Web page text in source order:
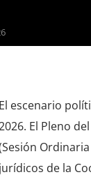
El escenario
El Pleno
jurídicos de la